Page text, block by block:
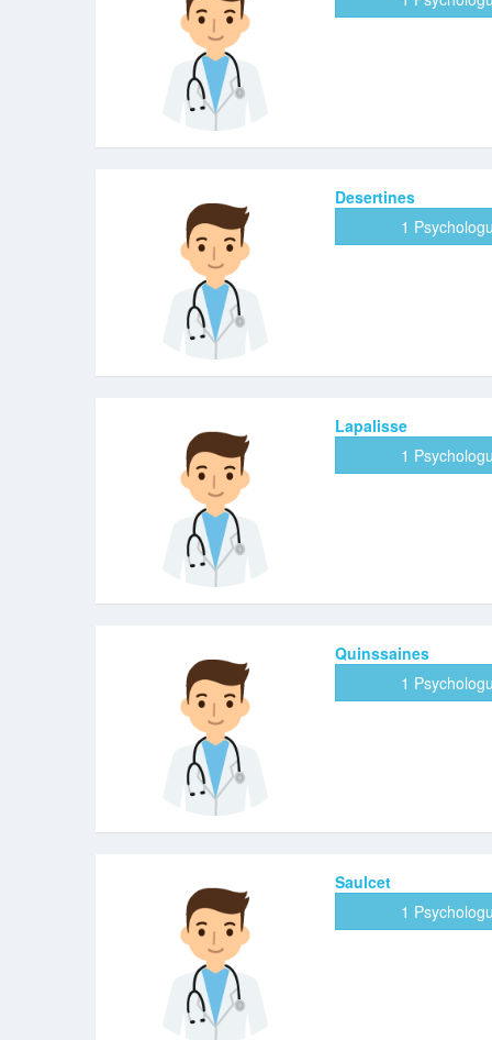
Desertines
1
Lapalisse
1
Quinssaines
1
Saulcet
1